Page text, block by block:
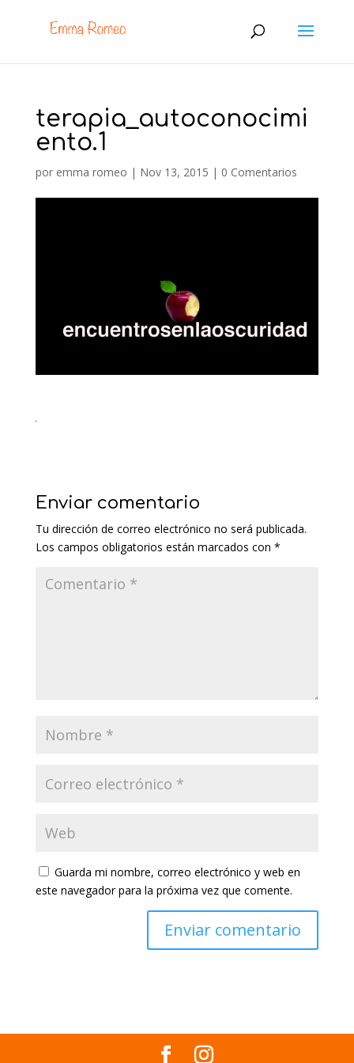
terapia_autoconocimi
ento.1
por emma romeo | Nov 13, 2015 | 0 Comentarios
Enviar comentario
Tu dirección de correo electrónico no será publicada.
Los campos obligatorios están marcados con *
Guarda mi nombre, correo electrónico y web en
este navegador para la próxima vez que comente.